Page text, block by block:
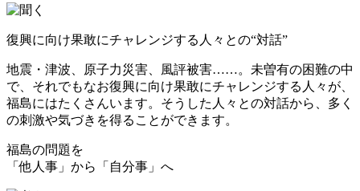
復興に向け果敢にチャレンジする人々との“対話”
地震・津波、原子力災害、風評被害……。未曽有の困難の中
で、それでもなお復興に向け果敢にチャレンジする人々が、
福島にはたくさんいます。そうした人々との対話から、多く
の刺激や気づきを得ることができます。
福島の問題を
「他人事」 から 「自分事」 へ